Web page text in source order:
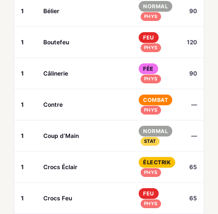
1 Bélier
NORMAL
PHYS
90
1 Boutefeu
FEU
PHYS
120
1 Câlinerie
FÉE
PHYS
90
1 Contre
COMBAT
PHYS
—
1 Coup d’Main
NORMAL
STAT
—
1 Crocs Éclair
ÉLECTRIK
PHYS
65
1 Crocs Feu
FEU
PHYS
65